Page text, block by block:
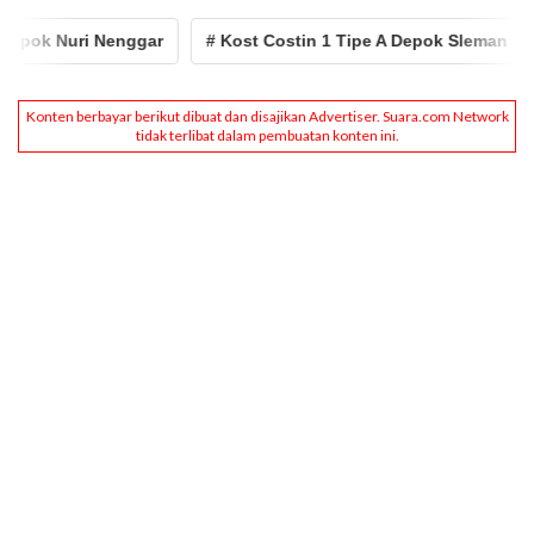
# Kost Costin 1 Tipe A Depok Sleman # Kost